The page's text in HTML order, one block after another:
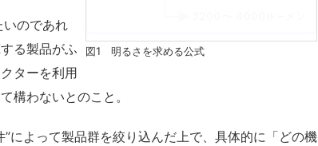
図1 明るさを求める公式
のであれ
る製品がふ
ターを利用
構わないとのこと。
によって製品群を絞り込んだ上で、具体的に「どの機